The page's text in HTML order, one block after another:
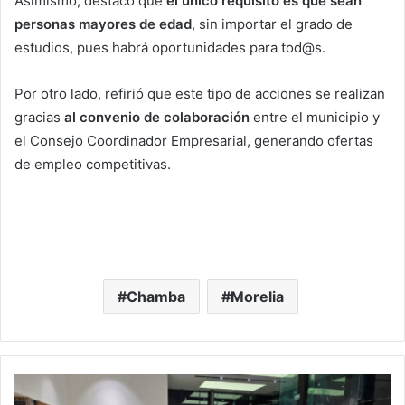
personas mayores de edad, sin importar el grado de
estudios, pues habrá oportunidades para tod@s.
Por otro lado, refirió que este tipo de acciones se realizan
gracias al convenio de colaboración entre el municipio y
el Consejo Coordinador Empresarial, generando ofertas
de empleo competitivas.
Chamba Morelia
Autos